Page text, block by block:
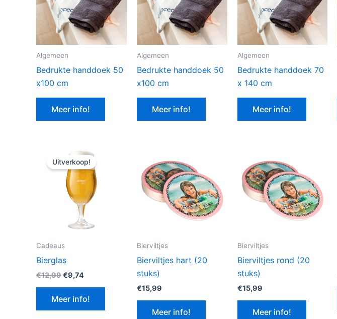
Algemeen
Bedrukte handdoek 50
x100 cm
Meer info!
Algemeen
Bedrukte handdoek 50
x100 cm
Meer info!
Algemeen
Bedrukte handdoek 70
x 140 cm
Meer info!
Uitverkoop!
Cadeaus
Bierglas
€12,99Oorspronkelijke
€12,99.
€9,74Huidige
€9,74.
Meer info!
Bierviltjes
Bierviltjes hart (20
stuks)
€15,99
Meer info!
Bierviltjes
Bierviltjes rond (20
stuks)
€15,99
Meer info!